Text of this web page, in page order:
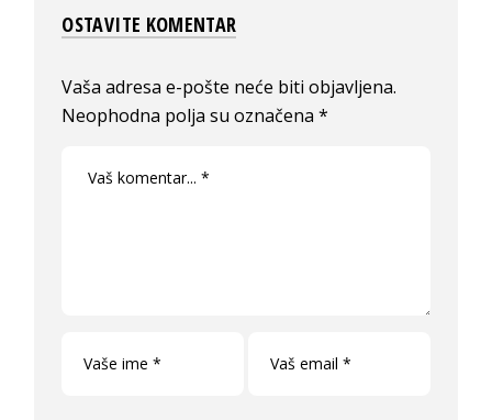
OSTAVITE KOMENTAR
Vaša adresa e-pošte neće biti objavljena.
Neophodna polja su označena*